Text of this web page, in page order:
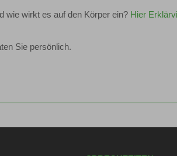
wie wirkt es auf den Körper ein? Hier
Sie persönlich.